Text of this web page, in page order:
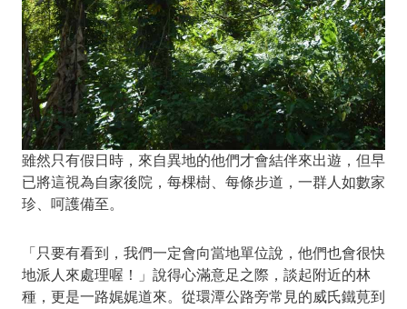
雖然只有假日時，來自異地的他們才會結伴來出遊，但早
已將這視為自家後院，每棵樹、每條步道，一群人如數家
珍、呵護備至。
「只要有看到，我們一定會向當地單位說，他們也會很快
地派人來處理喔！」說得心滿意足之際，談起附近的林
種，更是一路娓娓道來。從環潭公路旁常見的威氏鐵莧到